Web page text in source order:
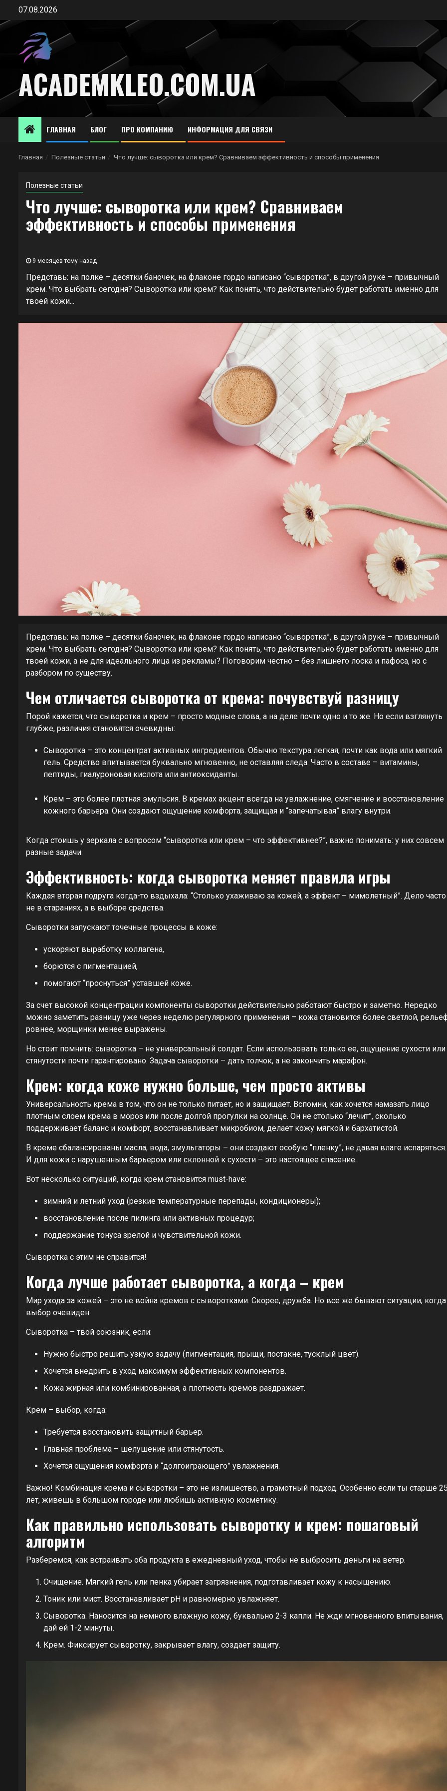
Перейти07.08.2026
ACADEMKLEO.COM.UA
ГЛАВНАЯ БЛОГ ПРО КОМПАНИЮ ИНФОРМАЦИЯ ДЛЯ СВЯЗИ
Главная Полезные статьи Что лучше: сыворотка или крем? Сравниваем эффективность и способы применения
Полезные статьи
Что лучше: сыворотка или крем? Сравниваем
эффективность и способы применения
9 месяцев тому назад
Представь: на полке – десятки баночек, на флаконе гордо написано “сыворотка”, в другой руке – привычный
крем. Что выбрать сегодня? Сыворотка или крем? Как понять, что действительно будет работать именно для
твоей кожи...
Представь: на полке – десятки баночек, на флаконе гордо написано “сыворотка”, в другой руке – привычный
крем. Что выбрать сегодня? Сыворотка или крем? Как понять, что действительно будет работать именно для
твоей кожи, а не для идеального лица из рекламы? Поговорим честно – без лишнего лоска и пафоса, но с
разбором по существу.
Чем отличается сыворотка от крема: почувствуй разницу
Порой кажется, что сыворотка и крем – просто модные слова, а на деле почти одно и то же. Но если взглянуть
глубже, различия становятся очевидны:
Сыворотка – это концентрат активных ингредиентов. Обычно текстура легкая, почти как вода или мягкий
гель. Средство впитывается буквально мгновенно, не оставляя следа. Часто в составе – витамины,
пептиды, гиалуроновая кислота или антиоксиданты.
Крем – это более плотная эмульсия. В кремах акцент всегда на увлажнение, смягчение и восстановление
кожного барьера. Они создают ощущение комфорта, защищая и “запечатывая” влагу внутри.
Когда стоишь у зеркала с вопросом “сыворотка или крем – что эффективнее?”, важно понимать: у них совсем
разные задачи.
Эффективность: когда сыворотка меняет правила игры
Каждая вторая подруга когда-то вздыхала: “Столько ухаживаю за кожей, а эффект – мимолетный”. Дело часто
не в стараниях, а в выборе средства.
Сыворотки запускают точечные процессы в коже:
ускоряют выработку коллагена,
борются с пигментацией,
помогают “проснуться” уставшей коже.
За счет высокой концентрации компоненты сыворотки действительно работают быстро и заметно. Нередко
можно заметить разницу уже через неделю регулярного применения – кожа становится более светлой,
ровнее, морщинки менее выражены.
Но стоит помнить: сыворотка – не универсальный солдат. Если использовать только ее, ощущение сухости или
стянутости почти гарантировано. Задача сыворотки – дать толчок, а не закончить марафон.
Крем: когда коже нужно больше, чем просто активы
Универсальность крема в том, что он не только питает, но и защищает. Вспомни, как хочется намазать лицо
плотным слоем крема в мороз или после долгой прогулки на солнце. Он не столько “лечит”, сколько
поддерживает баланс и комфорт, восстанавливает микробиом, делает кожу мягкой и бархатистой.
В креме сбалансированы масла, вода, эмульгаторы – они создают особую “пленку”, не давая влаге испаряться.
И для кожи с нарушенным барьером или склонной к сухости – это настоящее спасение.
Вот несколько ситуаций, когда крем становится must-have:
зимний и летний уход (резкие температурные перепады, кондиционеры);
восстановление после пилинга или активных процедур;
поддержание тонуса зрелой и чувствительной кожи.
Сыворотка с этим не справится!
Когда лучше работает сыворотка, а когда – крем
Мир ухода за кожей – это не война кремов с сыворотками. Скорее, дружба. Но все же бывают ситуации, когда
выбор очевиден.
Сыворотка – твой союзник, если:
Нужно быстро решить узкую задачу (пигментация, прыщи, постакне, тусклый цвет).
Хочется внедрить в уход максимум эффективных компонентов.
Кожа жирная или комбинированная, а плотность кремов раздражает.
Крем – выбор, когда:
Требуется восстановить защитный барьер.
Главная проблема – шелушение или стянутость.
Хочется ощущения комфорта и “долгоиграющего” увлажнения.
Важно! Комбинация крема и сыворотки – это не излишество, а грамотный подход. Особенно если ты старше
лет, живешь в большом городе или любишь активную косметику.
Как правильно использовать сыворотку и крем: пошаговый
алгоритм
Разберемся, как встраивать оба продукта в ежедневный уход, чтобы не выбросить деньги на ветер.
Очищение. Мягкий гель или пенка убирает загрязнения, подготавливает кожу к насыщению.
Тоник или мист. Восстанавливает pH и равномерно увлажняет.
Сыворотка. Наносится на немного влажную кожу, буквально 2-3 капли. Не жди мгновенного впитывания,
дай ей 1-2 минуты.
Крем. Фиксирует сыворотку, закрывает влагу, создает защиту.